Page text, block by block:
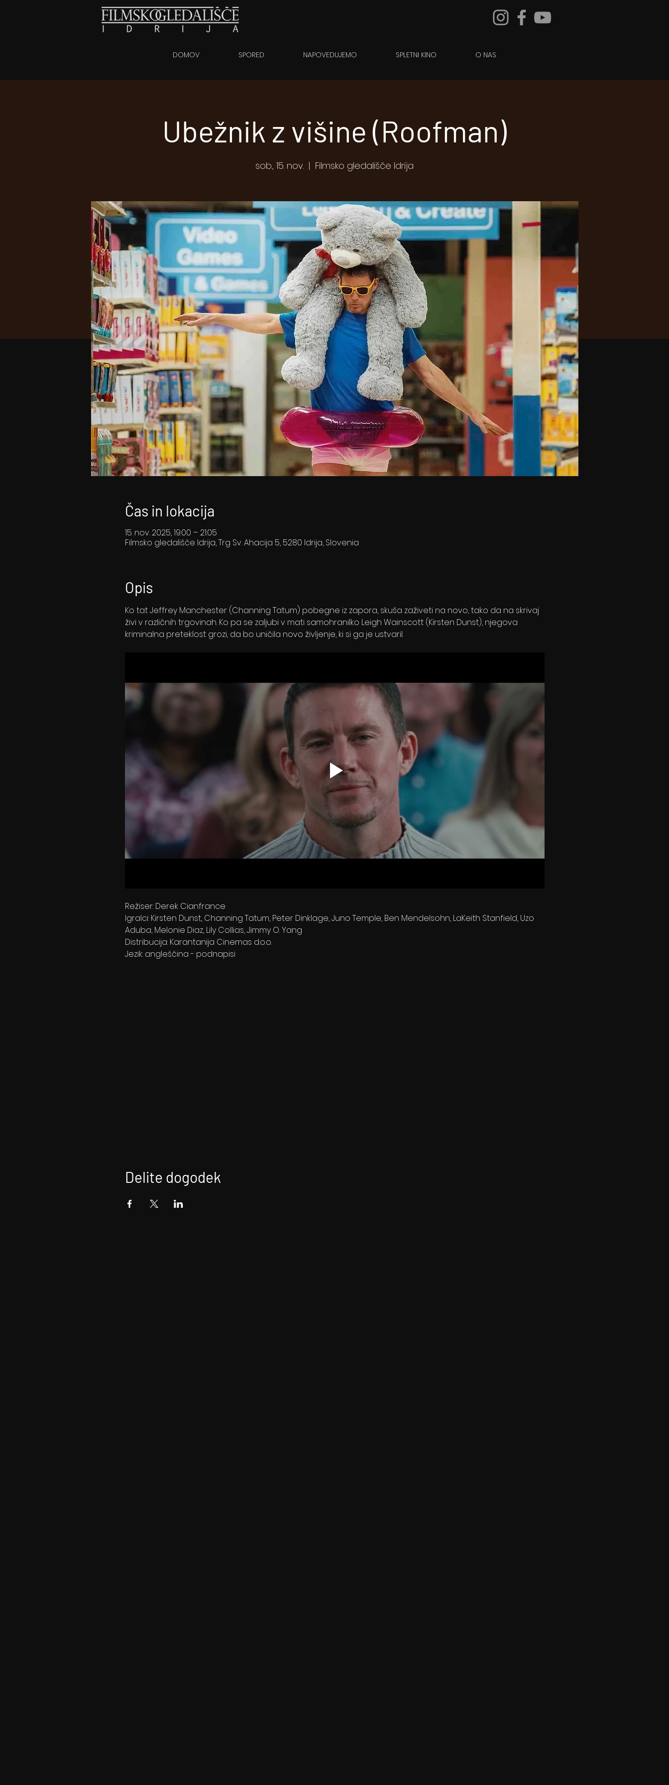
DOMOV SPORED NAPOVEDUJEMO SPLETNI KINO O NAS
Ubežnik z višine (Roofman)
sob., 15. nov.
  |
Filmsko gledališče Idrija
Čas in lokacija
15. nov. 2025, 19:00 – 21:05
Filmsko gledališče Idrija, Trg Sv. Ahacija 5, 5280 Idrija, Slovenia
Opis
Ko tat Jeffrey Manchester (Channing Tatum) pobegne iz zapora, skuša zaživeti na novo, tako da na skrivaj
živi v različnih trgovinah. Ko pa se zaljubi v mati samohranilko Leigh Wainscott (Kirsten Dunst), njegova
kriminalna preteklost grozi, da bo uničila novo življenje, ki si ga je ustvaril.
Režiser: Derek Cianfrance
Igralci: Kirsten Dunst, Channing Tatum, Peter Dinklage, Juno Temple, Ben Mendelsohn, LaKeith Stanfield, Uzo
Aduba, Melonie Diaz, Lily Collias, Jimmy O. Yang
Distribucija: Karantanija Cinemas d.o.o.
Jezik: angleščina - podnapisi
Delite dogodek